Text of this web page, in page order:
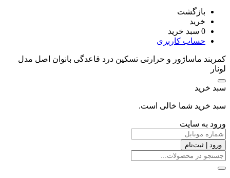
بازگشت
خرید
0 سبد خرید
حساب کاربری
کمربند ماساژور و حرارتی تسکین درد قاعدگی بانوان اصل مدل
لونار
سبد خرید
سبد خرید شما خالی است.
ورود به سایت
ورود | ثبت‌نام